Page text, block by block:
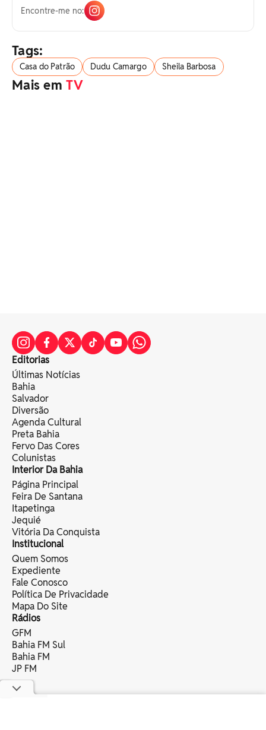
Encontre-me no:
Tags:
Casa do Patrão Dudu Camargo Sheila Barbosa
Mais emTV
Editorias
Últimas Notícias
Bahia
Salvador
Diversão
Agenda Cultural
Preta Bahia
Fervo Das Cores
Colunistas
Interior Da Bahia
Página Principal
Feira De Santana
Itapetinga
Jequié
Vitória Da Conquista
Institucional
Quem Somos
Expediente
Fale Conosco
Política De Privacidade
Mapa Do Site
Rádios
GFM
Bahia FM Sul
Bahia FM
JP FM